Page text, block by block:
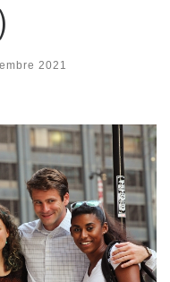
2021